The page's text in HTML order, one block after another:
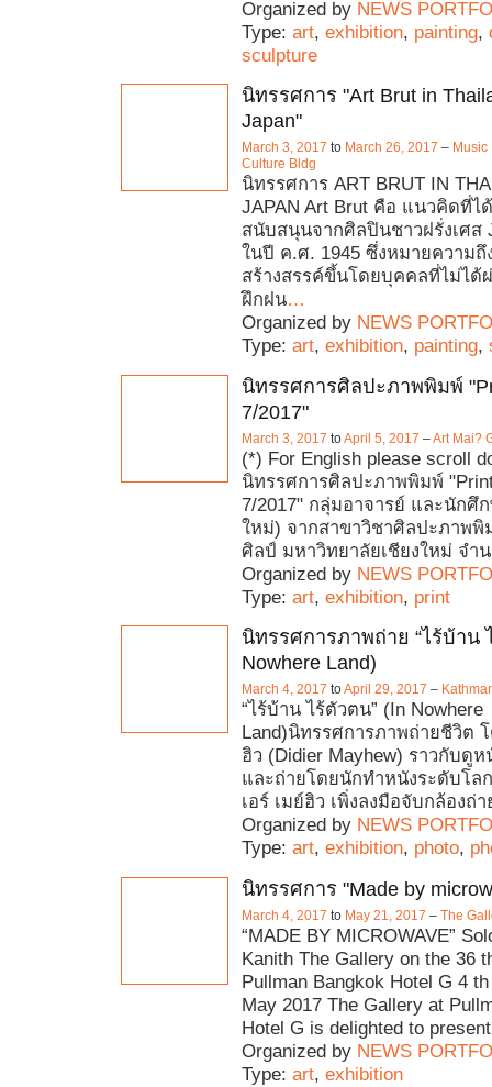
Organized by NEWS
Type: art, exhibition, painting,
sculpture
นิทรรศการ "Art Brut in
Japan"
March 3, 2017 to March 26, 2017 – Music
Culture Bldg
นิทรรศการ ART BRUT IN
JAPAN Art Brut คือ แนวคิดที่ไ
สนับสนุนจากศิลปินชาวฝรั่งเศส
ในปี ค.ศ. 1945 ซึ่งหมายความถึ
สร้างสรรค์ขึ้นโดยบุคคลที่ไม่ได้
ฝึกฝน…
Organized by NEWS
Type: art, exhibition, painting,
นิทรรศการศิลปะภาพพิมพ์
7/2017"
March 3, 2017 toApril 5, 2017 –Art Mai?
(*) For English please scroll
นิทรรศการศิลปะภาพพิมพ์
7/2017" กลุ่มอาจารย์ และนักศึ
ใหม่) จากสาขาวิชาศิลปะภาพ
ศิลป์ มหาวิทยาลัยเชียงใหม่ จำ
Organized by NEWS
Type: art, exhibition, print
นิทรรศการภาพถ่าย “ไร้บ้าน
Nowhere Land)
March 4, 2017 toApril 29, 2017 –
“ไร้บ้าน ไร้ตัวตน” (In Nowhere
Land)นิทรรศการภาพถ่ายชีวิต
ฮิว (Didier Mayhew) ราวกับดู
และถ่ายโดยนักทำหนังระดับโล
เอร์ เมย์ฮิว เพิ่งลงมือจับกล้องถ่า
Organized by NEWS
Type: art, exhibition, photo,
นิทรรศการ "Made by
March 4, 2017 to May 21, 2017 – The
“MADE BY MICROWAVE”
Kanith The Gallery on the 36
Pullman Bangkok Hotel G 4
May 2017 The Gallery at
Hotel G is delighted to
Organized by NEWS
Type: art, exhibition